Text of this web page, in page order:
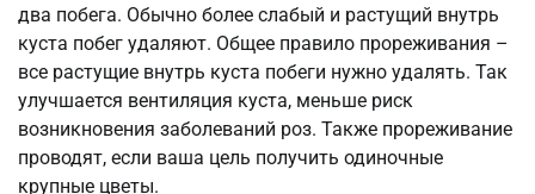
два побега. Обычно более слабый и растущий внутрь
куста побег удаляют. Общее правило прореживания –
все растущие внутрь куста побеги нужно удалять. Так
улучшается вентиляция куста, меньше риск
возникновения заболеваний роз. Также прореживание
проводят, если ваша цель получить одиночные
крупные цветы.